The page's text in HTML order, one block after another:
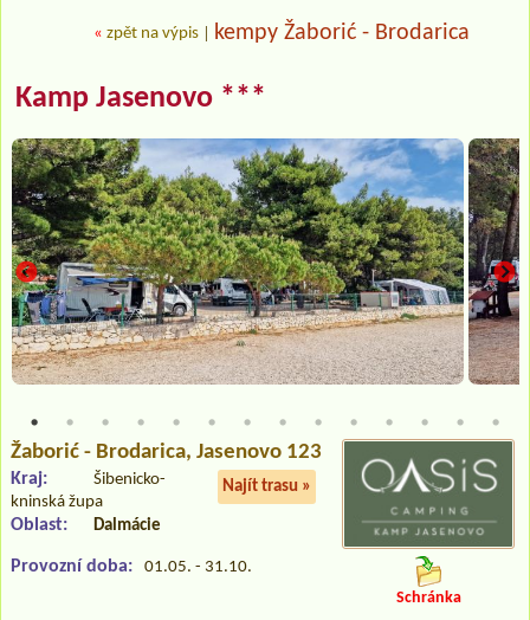
« zpět na výpis kempy Žaborić - Brodarica
Kamp Jasenovo ***
Žaborić - Brodarica, Jasenovo 123
Najít trasu »
Kraj:
Šibenicko-
kninská župa
Oblast: Dalmácie
Provozní doba:
01.05. - 31.10.
Schránka